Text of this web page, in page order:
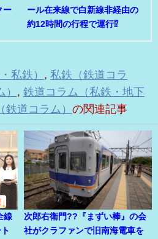
ー
ール在来線で白新線非経由の
約12時間の行程で運行⁉
私鉄） , 私鉄（鉄道コラ
, 鉄道コラム（私鉄・地下
鉄道コラム） の関連記事
線
次郎右衛門??『まずい棒』の会
社がクラファンで旧南海電車を